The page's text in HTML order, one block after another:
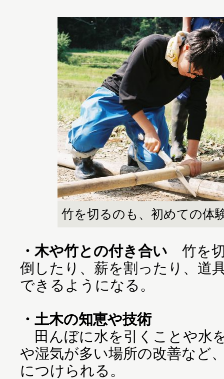
竹を切るのも、初めての体
・木や竹との付き合い 竹を
倒したり、薪を割ったり、道
できるようになる。
・土木の知恵や技術
田んぼに水を引くことや水
や湿気が多い場所の改善など
につけられる。